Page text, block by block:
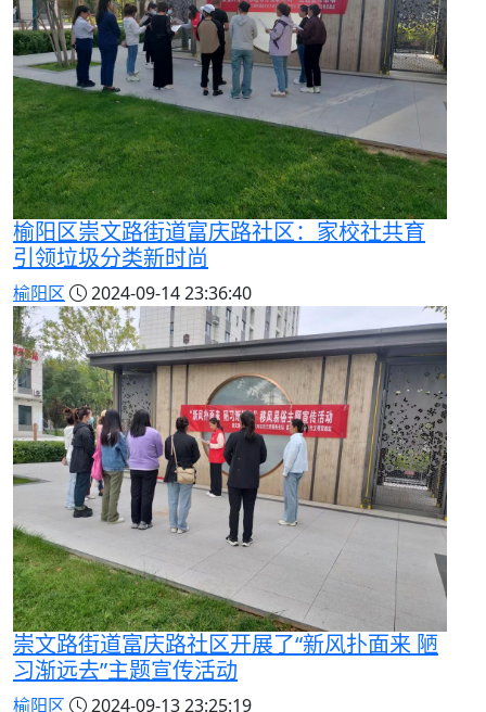
榆阳区崇文路街道富庆路社区：家校社共育
引领垃圾分类新时尚
榆阳区 2024-09-14 23:36:40
崇文路街道富庆路社区开展了“新风扑面来 陋
习渐远去”主题宣传活动
榆阳区
2024-09-13 23:25:19